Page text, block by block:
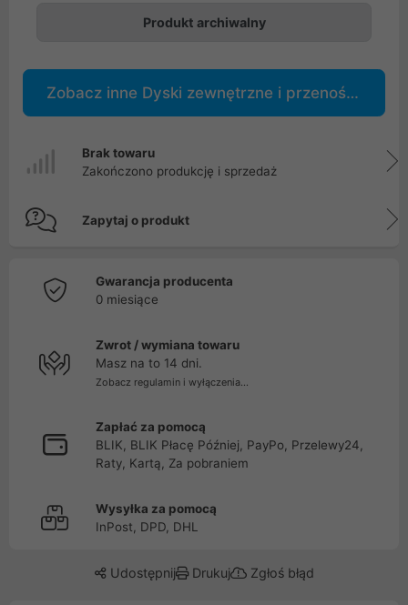
Produkt archiwalny
Zobacz inne Dyski zewnętrzne i przenośne
Brak towaru
Zakończono produkcję i sprzedaż
Zapytaj o produkt
Gwarancja producenta
0 miesiące
Zwrot / wymiana towaru
Masz na to 14 dni.
Zobacz regulamin i wyłączenia...
Zapłać za pomocą
BLIK, BLIK Płacę Później, PayPo, Przelewy24,
Raty, Kartą, Za pobraniem
Wysyłka za pomocą
InPost, DPD, DHL
Udostępnij Drukuj Zgłoś błąd